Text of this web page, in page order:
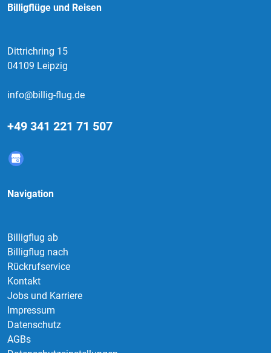
Billigflüge und Reisen
Dittrichring 15
04109 Leipzig
info@billig-flug.de
+49 341 221 71 507
Navigation
Billigflug ab
Billigflug nach
Rückrufservice
Kontakt
Jobs und Karriere
Impressum
Datenschutz
AGBs